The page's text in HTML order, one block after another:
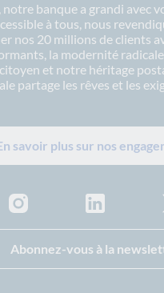
notre banque a grandi avec
à tous, nous
nos 20 millions de clients
la modernité
et notre héritage
partage les rêves et les
savoir plus sur nos
Abonnez-vous à la